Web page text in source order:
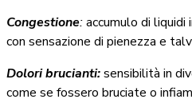
Congestione:accumulo di
con sensazione di pienezza e
Dolori brucianti:sensibilità in
come se fossero bruciate o